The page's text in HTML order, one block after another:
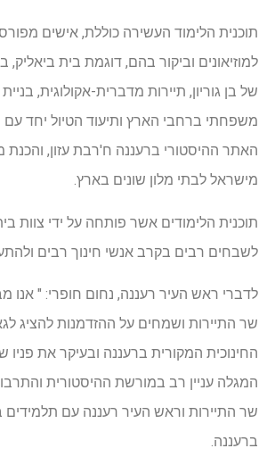
תוכנית הלימוד העשירה כוללת, אישים
למוזיאונים וביקור בהם, דוגמת בית ביאליק,
של בן גוריון, תיירות מדברית-אקולוגית,
משפחתי ברחבי הארץ ותיעוד הטיול יחד
האתר ההיסטורי ברעננה ח'רבת עזון, והכנת
מישראל לבתי מלון שונים בארץ.
תוכנית הלימודים אשר פותחה על ידי צוות
לשבחים רבים בקרב אנשי חינוך רבים
לדברי ראש העיר רעננה, נחום חופרי: " אנו
שר התיירות ושמחים על ההזדמנות להציג
החינוכית המקורית ברעננה ובעיקר את פניו
המגלה עניין רב במורשת ההיסטורית
שר התיירות וראש העיר רעננה עם
ברעננה.